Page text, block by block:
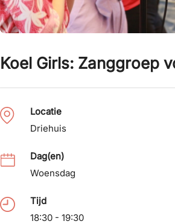
Koel Girls: Zanggroep
Locatie
Driehuis
Dag(en)
Woensdag
Tijd
18:30 - 19:30